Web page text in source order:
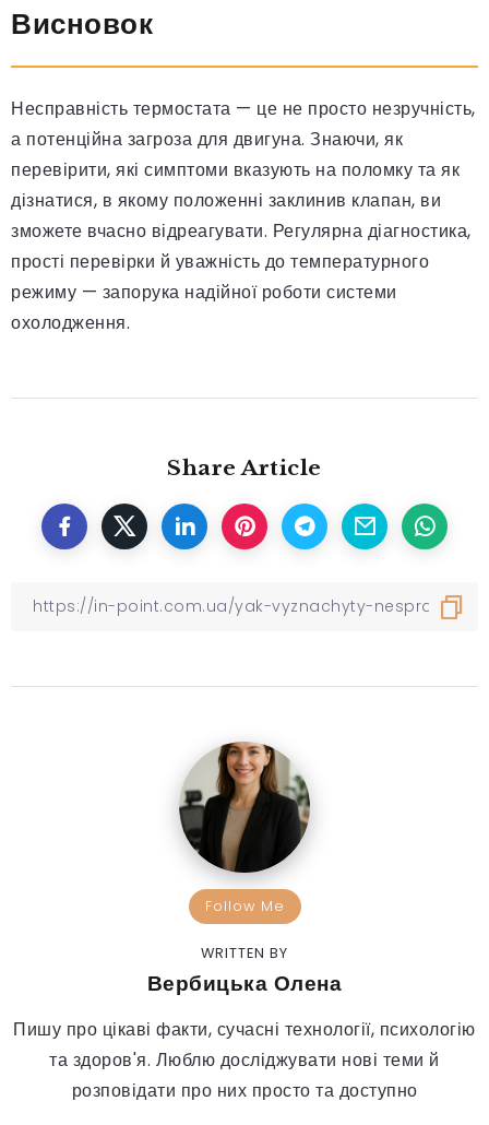
Висновок
Несправність термостата — це не просто незручність,
а потенційна загроза для двигуна. Знаючи, як
перевірити, які симптоми вказують на поломку та як
дізнатися, в якому положенні заклинив клапан, ви
зможете вчасно відреагувати. Регулярна діагностика,
прості перевірки й уважність до температурного
режиму — запорука надійної роботи системи
охолодження.
Share Article
Follow Me
WRITTEN BY
Вербицька Олена
Пишу про цікаві факти, сучасні технології, психологію
та здоров'я. Люблю досліджувати нові теми й
розповідати про них просто та доступно